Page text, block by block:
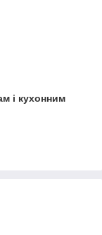
і кухонним